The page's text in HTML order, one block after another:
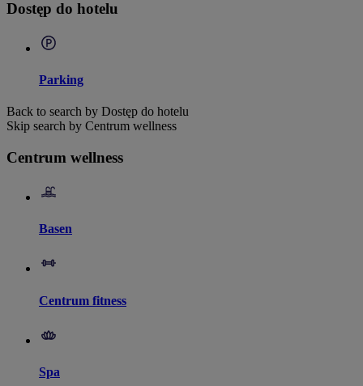
Dostęp do hotelu
Parking
Back to search by Dostęp do hotelu
Skip search by Centrum wellness
Centrum wellness
Basen
Centrum fitness
Spa